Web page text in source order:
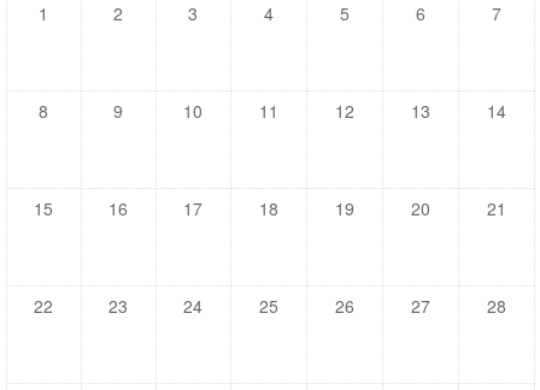
1
2 3 4 5 6 7
8 9 10 11 12 13 14
15 16 17 18 19 20 21
22 23 24 25 26 27 28